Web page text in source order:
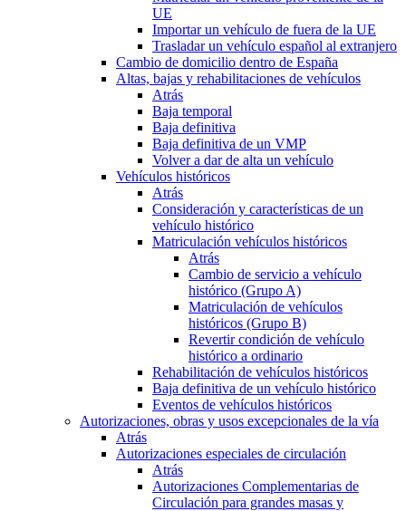
UE
Importar un vehículo de fuera de la UE
Trasladar un vehículo español al extranjero
Cambio de domicilio dentro de España
Altas, bajas y rehabilitaciones de vehículos
Atrás
Baja temporal
Baja definitiva
Baja definitiva de un VMP
Volver a dar de alta un vehículo
Vehículos históricos
Atrás
Consideración y características de un
vehículo histórico
Matriculación vehículos históricos
Atrás
Cambio de servicio a vehículo
histórico (Grupo A)
Matriculación de vehículos
históricos (Grupo B)
Revertir condición de vehículo
histórico a ordinario
Rehabilitación de vehículos históricos
Baja definitiva de un vehículo histórico
Eventos de vehículos históricos
Autorizaciones, obras y usos excepcionales de la vía
Atrás
Autorizaciones especiales de circulación
Atrás
Autorizaciones Complementarias de
Circulación para grandes masas y